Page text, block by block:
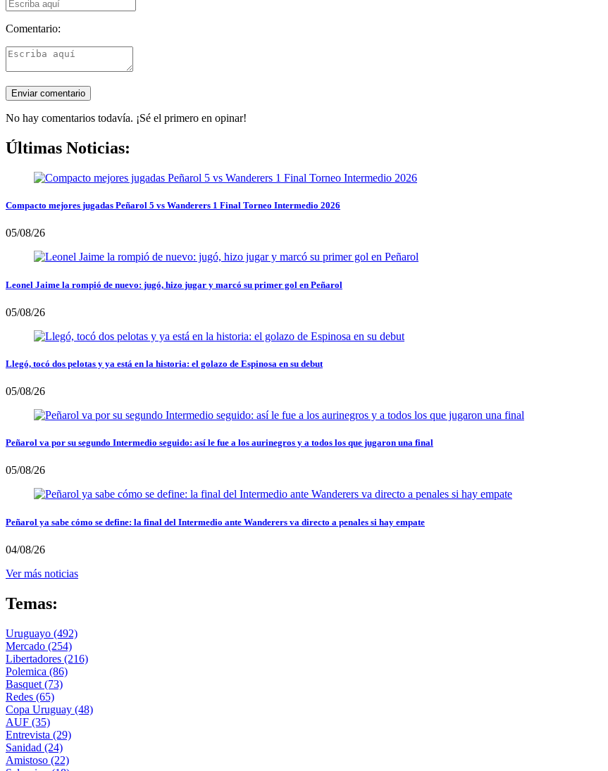
Comentario:
No hay comentarios todavía. ¡Sé el primero en opinar!
Últimas Noticias:
Compacto mejores jugadas Peñarol 5 vs Wanderers 1 Final Torneo Intermedio 2026
05/08/26
Leonel Jaime la rompió de nuevo: jugó, hizo jugar y marcó su primer gol en Peñarol
05/08/26
Llegó, tocó dos pelotas y ya está en la historia: el golazo de Espinosa en su debut
05/08/26
Peñarol va por su segundo Intermedio seguido: así le fue a los aurinegros y a todos los que jugaron una final
05/08/26
Peñarol ya sabe cómo se define: la final del Intermedio ante Wanderers va directo a penales si hay empate
04/08/26
Ver más noticias
Temas:
Uruguayo (492)
Mercado (254)
Libertadores (216)
Polemica (86)
Basquet (73)
Redes (65)
Copa Uruguay (48)
AUF (35)
Entrevista (29)
Sanidad (24)
Amistoso (22)